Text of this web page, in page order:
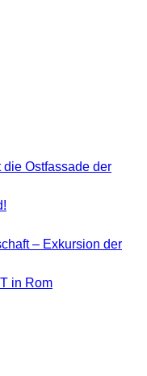
Ostfassade der
– Exkursion der
in Rom